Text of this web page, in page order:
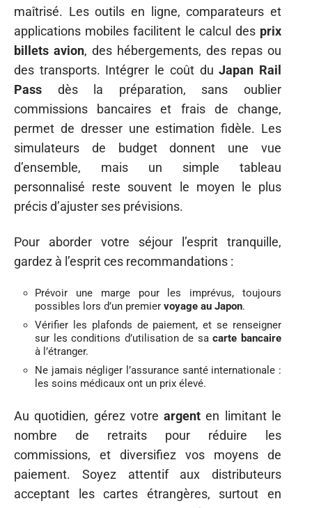
maîtrisé. Les outils en ligne, comparateurs et
applications mobiles facilitent le calcul des prix
billets avion, des hébergements, des repas ou
des transports. Intégrer le coût duJapan Rail
Pass dès la préparation, sans oublier
commissions bancaires et frais de change,
permet de dresser une estimation fidèle. Les
simulateurs de budget donnent une vue
d’ensemble, mais un simple tableau
personnalisé reste souvent le moyen le plus
précis d’ajuster ses prévisions.
Pour aborder votre séjour l’esprit tranquille,
gardez à l’esprit ces recommandations :
Prévoir une marge pour les imprévus, toujours
possibles lors d’un premier voyage au Japon.
Vérifier les plafonds de paiement, et se renseigner
sur les conditions d’utilisation de sacarte bancaire
à l’étranger.
Ne jamais négliger l’assurance santé internationale :
les soins médicaux ont un prix élevé.
Au quotidien, gérez votreargent en limitant le
nombre de retraits pour réduire les
commissions, et diversifiez vos moyens de
paiement. Soyez attentif aux distributeurs
acceptant les cartes étrangères, surtout en